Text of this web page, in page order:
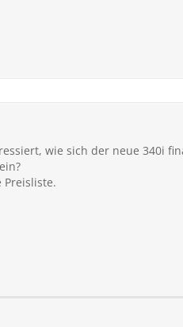
wie sich der neue 340i